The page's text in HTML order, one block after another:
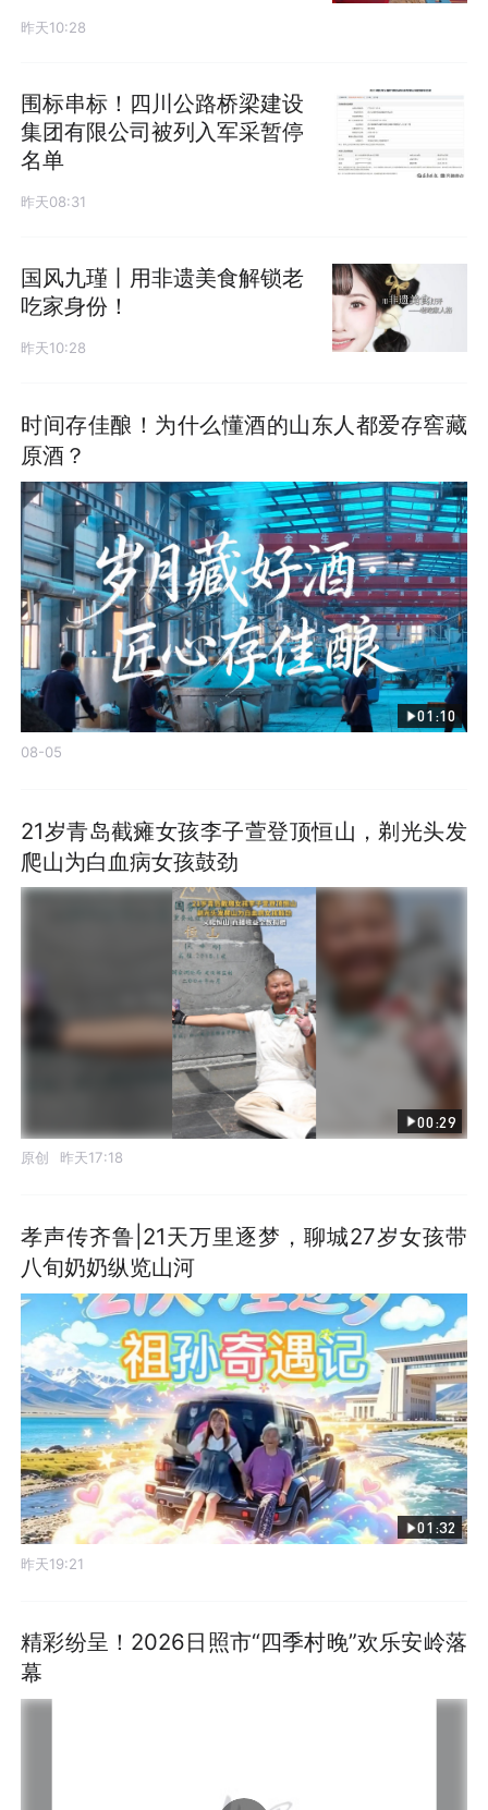
昨天10:28
围标串标！四川公路桥梁建设
集团有限公司被列入军采暂停
名单
昨天08:31
国风九瑾丨用非遗美食解锁老
吃家身份！
昨天10:28
时间存佳酿！为什么懂酒的山东人都爱存窖藏
原酒？
01:10
08-05
21岁青岛截瘫女孩李子萱登顶恒山，剃光头发
爬山为白血病女孩鼓劲
00:29
原创 昨天17:18
孝声传齐鲁|21天万里逐梦，聊城27岁女孩带
八旬奶奶纵览山河
01:32
昨天19:21
精彩纷呈！2026日照市“四季村晚”欢乐安岭落
幕